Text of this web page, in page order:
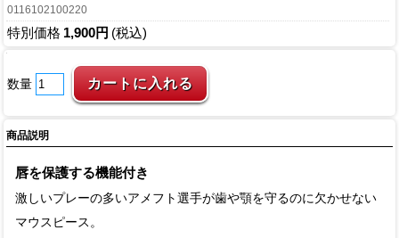
0116102100220
特別価格 1,900円 (税込)
数量
商品説明
唇を保護する機能付き
激しいプレーの多いアメフト選手が歯や顎を守るのに欠かせない
マウスピース。